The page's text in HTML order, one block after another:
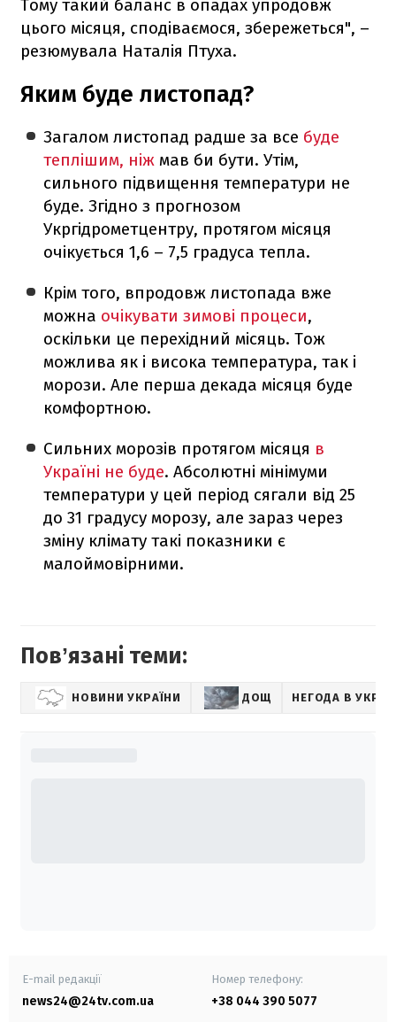
Тому такий баланс в опадах упродовж
цього місяця, сподіваємося, збережеться", –
резюмувала Наталія Птуха.
Яким буде листопад?
Загалом листопад радше за все буде
теплішим, ніж мав би бути. Утім,
сильного підвищення температури не
буде. Згідно з прогнозом
Укргідрометцентру, протягом місяця
очікується 1,6 – 7,5 градуса тепла.
Крім того, впродовж листопада вже
можна очікувати зимові процеси,
оскільки це перехідний місяць. Тож
можлива як і висока температура, так і
морози. Але перша декада місяця буде
комфортною.
Сильних морозів протягом місяця в
Україні не буде. Абсолютні мінімуми
температури у цей період сягали від 25
до 31 градусу морозу, але зараз через
зміну клімату такі показники є
малоймовірними.
Повʼязані теми:
НОВИНИ УКРАЇНИ ДОЩ НЕГОДА В
E-mail редакції
news24@24tv.com.ua
Номер телефону:
+38 044 390 5077